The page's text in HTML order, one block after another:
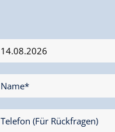
Name*
Telefon (Für Rückfragen)